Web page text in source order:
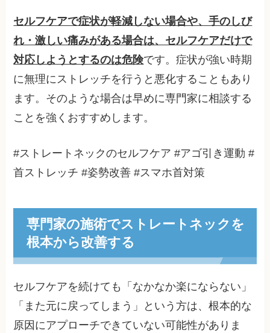
セルフケアで症状が軽減しない場合や、手のしび
れ・激しい痛みがある場合は、セルフケアだけで
対応しようとするのは危険です。症状が強い時期
に無理にストレッチを行うと悪化することもあり
ます。そのような場合は早めに専門家に相談する
ことを強くおすすめします。
#ストレートネックのセルフケア #アゴ引き運動 #
首ストレッチ #姿勢改善 #スマホ首対策
専門家の施術でストレートネックを
根本から改善する
セルフケアを続けても「なかなか楽にならない」
「また元に戻ってしまう」という方は、根本的な
原因にアプローチできていない可能性がありま